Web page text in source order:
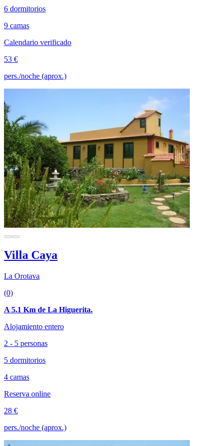
6 dormitorios
9 camas
Calendario verificado
53 €
pers./noche (aprox.)
Villa Caya
La Orotava
(0)
A 5.1 Km de La Higuerita.
Alojamiento entero
2 - 5 personas
5 dormitorios
4 camas
Reserva online
28 €
pers./noche (aprox.)